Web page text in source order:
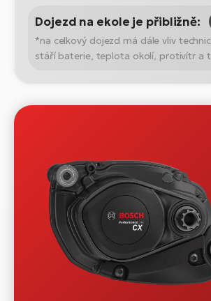
Dojezd na ekole je přibližně:
*na celkový dojezd má dále vliv
stáří baterie, teplota okolí, protivítr a